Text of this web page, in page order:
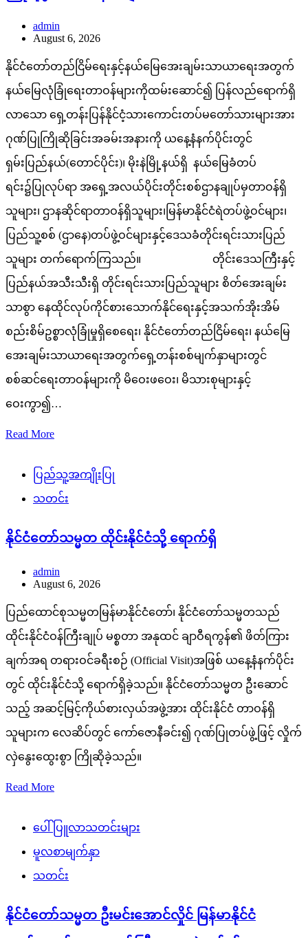
admin
August 6, 2026
နိုင်ငံတော်တည်ငြိမ်ရေးနှင့်နယ်မြေအေးချမ်းသာယာရေးအတွက်
နယ်မြေလုံခြုံရေးတာဝန်များကိုထမ်းဆောင်၍ ပြန်လည်ရောက်ရှိ
လာသော ရှေ့တန်းပြန်နိုင်ငံ့သားကောင်းတပ်မတော်သားများအား
ဂုဏ်ပြုကြိုဆိုခြင်းအခမ်းအနားကို ယနေ့နံနက်ပိုင်းတွင်
ရှမ်းပြည်နယ်(တောင်ပိုင်း)၊ မိုးနဲမြို့နယ်ရှိ နယ်မြေခံတပ်
ရင်း၌ပြုလုပ်ရာ အရှေ့အလယ်ပိုင်းတိုင်းစစ်ဌာနချုပ်မှတာဝန်ရှိ
သူများ၊ ဌာနဆိုင်ရာတာဝန်ရှိသူများ၊မြန်မာနိုင်ငံရဲတပ်ဖွဲ့ဝင်များ၊
ပြည်သူ့စစ် (ဌာနေ)တပ်ဖွဲ့ဝင်များနှင့်ဒေသခံတိုင်းရင်းသားပြည်
သူများ တက်ရောက်ကြသည်။ တိုင်းဒေသကြီးနှင့်
ပြည်နယ်အသီးသီးရှိ တိုင်းရင်းသားပြည်သူများ စိတ်အေးချမ်း
သာစွာ နေထိုင်လုပ်ကိုင်စားသောက်နိုင်ရေးနှင့်အသက်အိုးအိမ်
စည်းစိမ်ဥစ္စာလုံခြုံမှုရှိစေရေး၊ နိုင်ငံတော်တည်ငြိမ်ရေး၊ နယ်မြေ
အေးချမ်းသာယာရေးအတွက်ရှေ့တန်းစစ်မျက်နှာများတွင်
စစ်ဆင်ရေးတာဝန်များကို မိဝေးဖဝေး၊ မိသားစုများနှင့်
ဝေးကွာ၍…
Read More
ပြည်သူ့အကျိုးပြု
သတင်း
နိုင်ငံတော်သမ္မတ ထိုင်းနိုင်ငံသို့ ရောက်ရှိ
admin
August 6, 2026
ပြည်ထောင်စုသမ္မတမြန်မာနိုင်ငံတော်၊ နိုင်ငံတော်သမ္မတသည်
ထိုင်းနိုင်ငံဝန်ကြီးချုပ် မစ္စတာ အနုထင် ချာဝီရကွန်၏ ဖိတ်ကြား
ချက်အရ တရားဝင်ခရီးစဉ် (Official Visit)အဖြစ် ယနေ့နံနက်ပိုင်း
တွင် ထိုင်းနိုင်ငံသို့ ရောက်ရှိခဲ့သည်။ နိုင်ငံတော်သမ္မတ ဦးဆောင်
သည့် အဆင့်မြင့်ကိုယ်စားလှယ်အဖွဲ့အား ထိုင်းနိုင်ငံ တာဝန်ရှိ
သူများက လေဆိပ်တွင် ကော်ဇောနီခင်း၍ ဂုဏ်ပြုတပ်ဖွဲ့ဖြင့် လှိုက်
လှဲနွေးထွေးစွာ ကြိုဆိုခဲ့သည်။
Read More
ပေါ်ပြူလာသတင်းများ
မူလစာမျက်နှာ
သတင်း
နိုင်ငံတော်သမ္မတ ဦးမင်းအောင်လှိုင် မြန်မာနိုင်ငံ